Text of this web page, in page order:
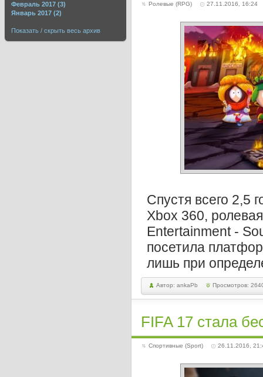
Ролевые (RPG) 27.11.2016, 16:24
Спустя всего 2,5
Xbox 360,
Entertainment -
посетила
лишь при
Автор: ankaPb Просмотров:
FIFA 17 стала
Спортивные (Sport) 26.11.2016,
Февраль 2017 (3)
Январь 2017 (2)
Показать / скрыть весь архив